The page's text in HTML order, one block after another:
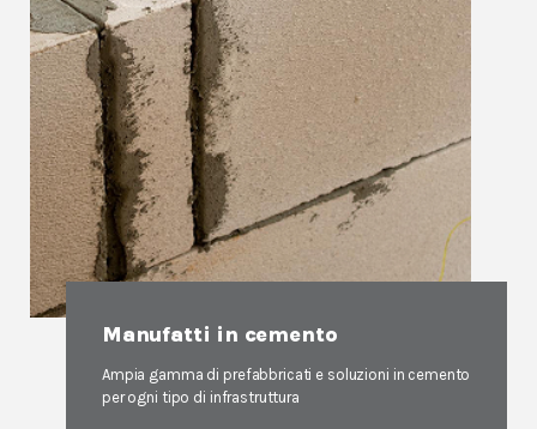
Manufatti in cemento
Ampia gamma di prefabbricati e soluzioni in cemento
per ogni tipo di infrastruttura